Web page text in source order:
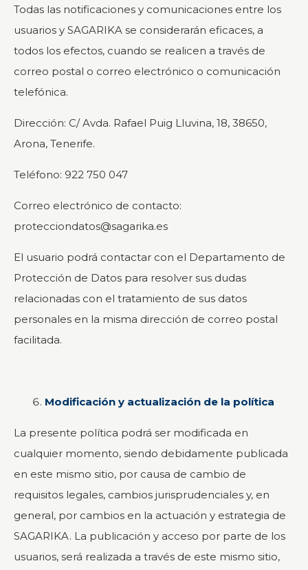
Todas las notificaciones y comunicaciones entre los
usuarios y SAGARIKA se considerarán eficaces, a
todos los efectos, cuando se realicen a través de
correo postal o correo electrónico o comunicación
telefónica.
Dirección: C/ Avda. Rafael Puig Lluvina, 18, 38650,
Arona, Tenerife.
Teléfono: 922 750 047
Correo electrónico de contacto:
protecciondatos@sagarika.es
El usuario podrá contactar con el Departamento de
Protección de Datos para resolver sus dudas
relacionadas con el tratamiento de sus datos
personales en la misma dirección de correo postal
facilitada.
Modificación y actualización de la política
La presente política podrá ser modificada en
cualquier momento, siendo debidamente publicada
en este mismo sitio, por causa de cambio de
requisitos legales, cambios jurisprudenciales y, en
general, por cambios en la actuación y estrategia de
SAGARIKA. La publicación y acceso por parte de los
usuarios, será realizada a través de este mismo sitio,